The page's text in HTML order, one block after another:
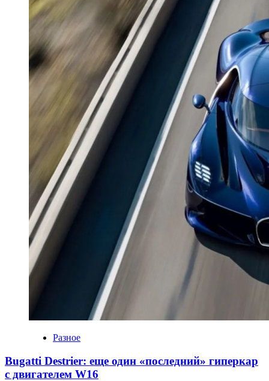
Разное
Bugatti Destrier: еще один «последний» гиперкар
с двигателем W16